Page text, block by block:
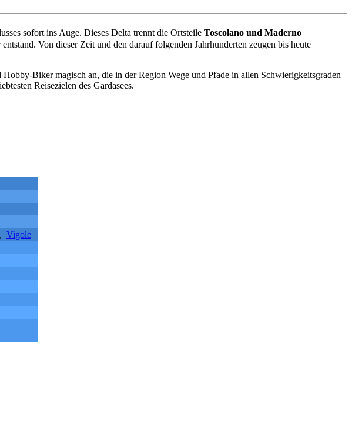
sofort ins Auge. Dieses Delta trennt die Ortsteile Toscolano und Maderno
Von dieser Zeit und den darauf folgenden Jahrhunderten zeugen bis heute
Biker magisch an, die in der Region Wege und Pfade in allen Schwierigkeitsgraden
Reisezielen des Gardasees.
Vigole